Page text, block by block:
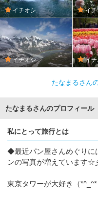
イチオシ イチ
イチオシ イチ
たなまるさん
たなまるさんのプロフィール
私にとって旅行とは
◆最近パン屋さんめぐりに
ンの写真が増えています☆
東京タワーが大好き（*^_^*